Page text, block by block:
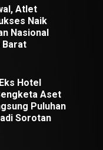
Atlet
Naik
Nasional
Barat
Hotel
Aset
Puluhan
Sorotan